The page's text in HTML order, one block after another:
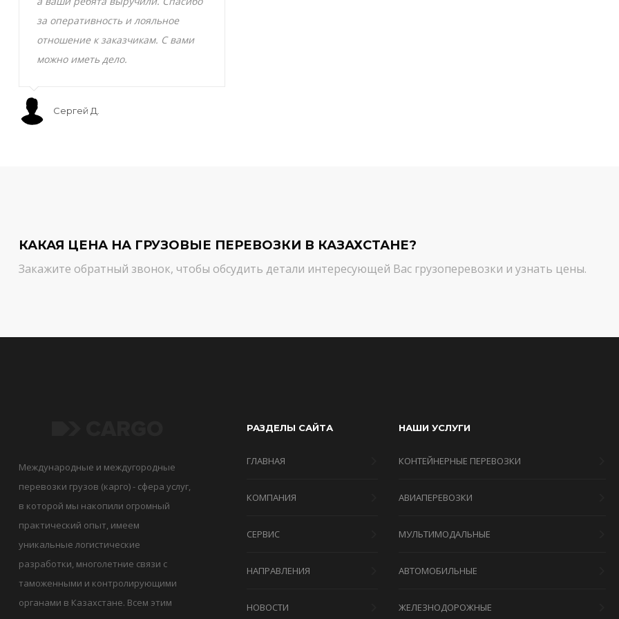
за оперативность и лояльное
отношение к заказчикам. С вами
можно иметь дело.
Сергей Д.
КАКАЯ ЦЕНА НА ГРУЗОВЫЕ ПЕРЕВОЗКИ В КАЗАХСТАНЕ?
Закажите обратный звонок, чтобы обсудить детали интересующей Вас грузоперевозки и узнать цены.
Международные и междугородные
перевозки грузов (карго) - сфера услуг,
в которой мы накопили огромный
практический опыт, имеем
уникальные логистические
разработки, многолетние связи с
таможенными и контролирующими
органами в Казахстане. Всем этим
РАЗДЕЛЫ САЙТА
ГЛАВНАЯ
КОМПАНИЯ
СЕРВИС
НАПРАВЛЕНИЯ
НОВОСТИ
НАШИ УСЛУГИ
КОНТЕЙНЕРНЫЕ ПЕРЕВОЗКИ
АВИАПЕРЕВОЗКИ
МУЛЬТИМОДАЛЬНЫЕ
АВТОМОБИЛЬНЫЕ
ЖЕЛЕЗНОДОРОЖНЫЕ